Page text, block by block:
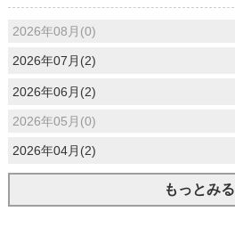
2026年08月(0)
2026年07月(2)
2026年06月(2)
2026年05月(0)
2026年04月(2)
もっとみる